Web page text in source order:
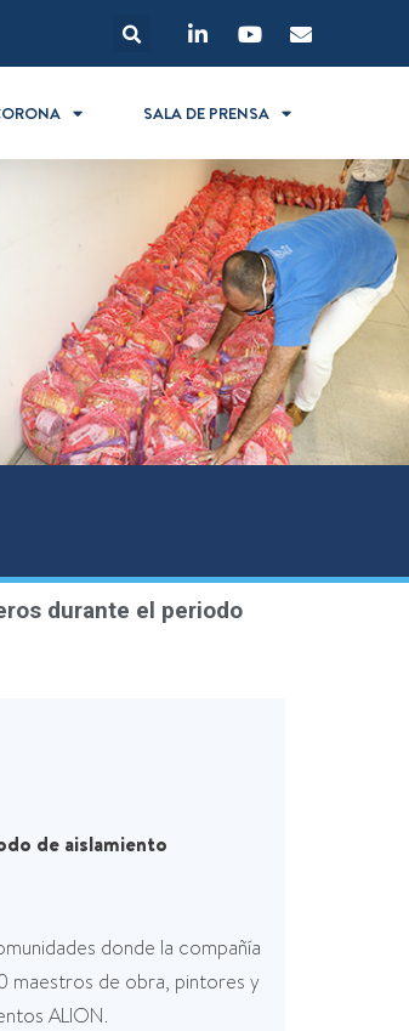
SALA DE PRENSA
durante el periodo
de aislamiento
donde la compañía
maestros de obra, pintores y
ALION.